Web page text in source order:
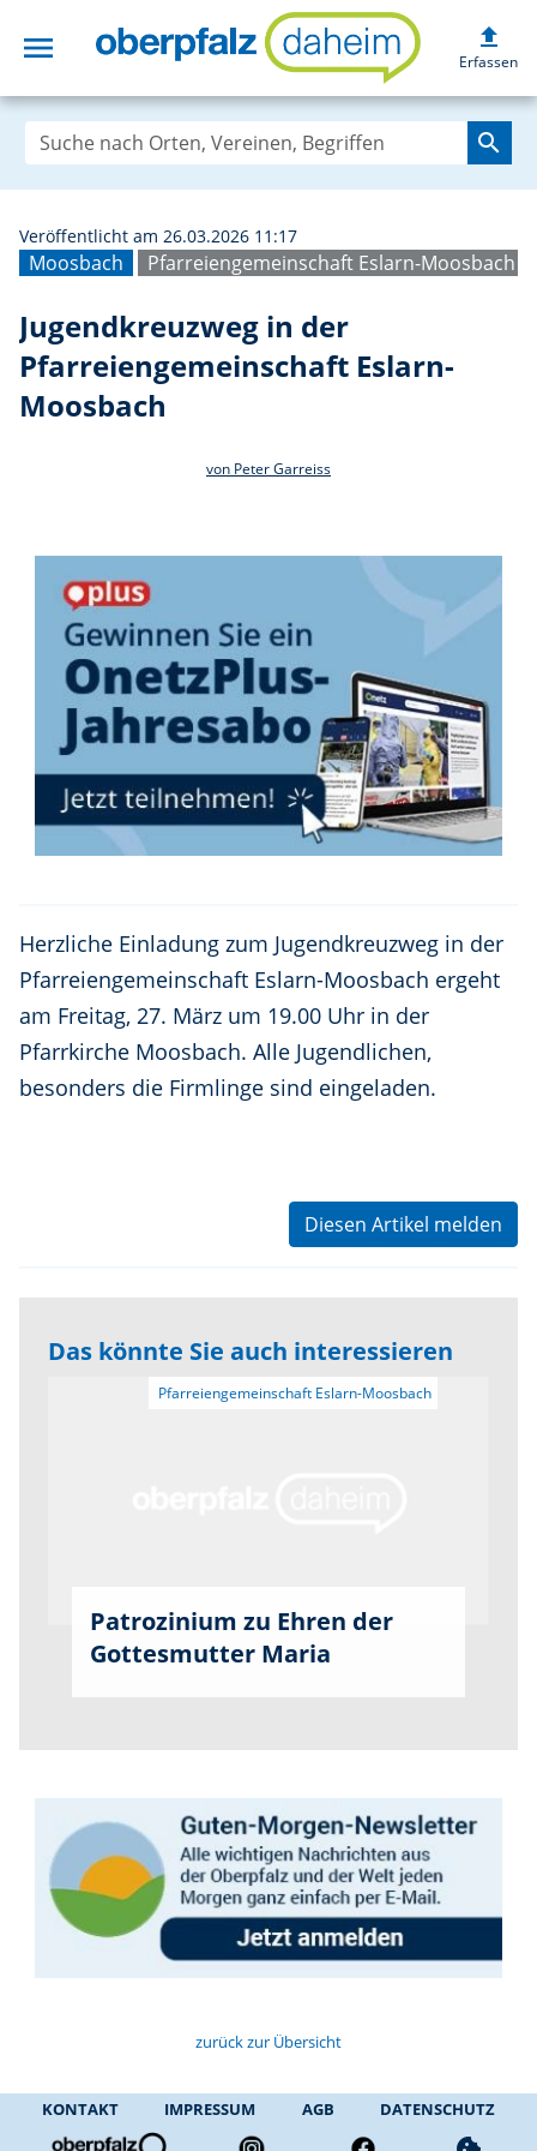
menu upload
Erfassen
search
Moosbach Pfarreiengemeinschaft Eslarn-Moosbach
Veröffentlicht am 26.03.2026 11:17
Jugendkreuzweg in der
Pfarreiengemeinschaft Eslarn-
Moosbach
von Peter Garreiss
Herzliche Einladung zum Jugendkreuzweg in der
Pfarreiengemeinschaft Eslarn-Moosbach ergeht
am Freitag, 27. März um 19.00 Uhr in der
Pfarrkirche Moosbach. Alle Jugendlichen,
besonders die Firmlinge sind eingeladen.
Diesen Artikel melden
Das könnte Sie auch interessieren
Pfarreiengemeinschaft Eslarn-Moosbach
Patrozinium zu Ehren der
Gottesmutter Maria
zurück zur Übersicht
KONTAKT IMPRESSUM AGB DATENSCHUTZ